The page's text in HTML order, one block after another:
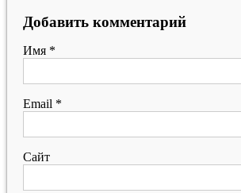
Добавить комментарий
Имя *
Email *
Сайт